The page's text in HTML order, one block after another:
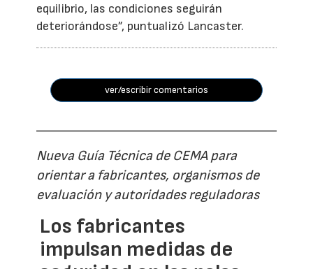
equilibrio, las condiciones seguirán
deteriorándose”, puntualizó Lancaster.
ver/escribir comentarios
Nueva Guía Técnica de CEMA para
orientar a fabricantes, organismos de
evaluación y autoridades reguladoras
Los fabricantes
impulsan medidas de